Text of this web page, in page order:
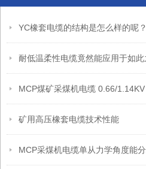
YC橡套电缆的结构是怎么样的呢？
MCP煤矿采煤机电缆 0.66/1.14KV
矿用高压橡套电缆技术性能